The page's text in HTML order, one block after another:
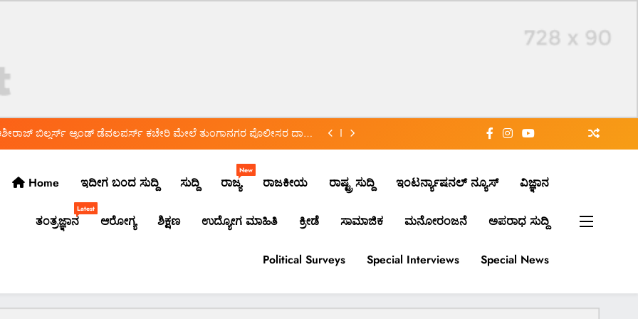
ಹೈಕೋರ್ಟ್* *ಡಾ.ಅಶ್ವಿನ್ ಹೆಬ್ಬಾರ್ ಮತ್ತು ಡಾ.ವಿರುಪಾಕ್ಷಪ್ಪ ಮುಂದಿನ ಕಥೆ ಏನು?*
ಬಿಲ್ಡರ್ಸ್ ಅ್ಯಂಡ್ ಡೆವಲಪರ್ಸ್ ಕಚೇರಿ ಮೇಲೆ ತುಂಗಾನಗರ ಪೊಲೀಸರ ದಾಳಿ*
ಅದ್ಧೂರಿ ಸ್ವಾಗತ ಬೇಡ: ಸಚಿವ ಮಧು ಬಂಗಾರಪ್ಪ ಸೂಚನೆ
*ಬ್ಯಾಂಕ್ ಸಿಬ್ಬಂದಿಯಿಂದಲೇ ನಕಲಿ ಚಿನ್ನ ಅಡವಿಟ್ಟು 1.5 ಕೋಟಿ ರೂ. ವಂಚನೆ!*
*ಡಾ.ಅಶ್ವಿನ್ ಹೆಬ್ಬಾರ್ ಅಮಾನತು ವಾಪಸ್ ಆದೇಶ ರದ್ದು* *ಲೈಂಗಿಕ ಕಿರುಕುಳ
ಹೈಕೋರ್ಟ್* *ಡಾ.ಅಶ್ವಿನ್ ಹೆಬ್ಬಾರ್ ಮತ್ತು ಡಾ.ವಿರುಪಾಕ್ಷಪ್ಪ ಮುಂದಿನ ಕಥೆ ಏನು?*
ಬಿಲ್ಡರ್ಸ್ ಅ್ಯಂಡ್ ಡೆವಲಪರ್ಸ್ ಕಚೇರಿ ಮೇಲೆ ತುಂಗಾನಗರ ಪೊಲೀಸರ ದಾಳಿ*
*ಯಾಕೆ ನಡೆದಿದೆ ದಾಳಿ? ಅಲ್ಲಿ ಸಿಕ್ಕಿದ್ದೇನು?*
*ಬ್ಯಾಂಕ್ ಸಿಬ್ಬಂದಿಯಿಂದಲೇ ನಕಲಿ ಚಿನ್ನ ಅಡವಿಟ್ಟು 1.5 ಕೋಟಿ ರೂ. ವಂಚನೆ!*
Home ಇದೀಗ ಬಂದ ಸುದ್ದಿ ಸುದ್ದಿ ರಾಜ್ಯ
New
ರಾಜಕೀಯ ರಾಷ್ಟ್ರ ಸುದ್ದಿ ಇಂಟರ್ನ್ಯಾಷನಲ್ ನ್ಯೂಸ್ ವಿಜ್ಞಾನ
ತಂತ್ರಜ್ಞಾನ
Latest
ಆರೋಗ್ಯ ಶಿಕ್ಷಣ ಉದ್ಯೋಗ ಮಾಹಿತಿ ಕ್ರೀಡೆ ಸಾಮಾಜಿಕ ಮನೋರಂಜನೆ ಅಪರಾಧ ಸುದ್ದಿ
Political Surveys Special Interviews Special News